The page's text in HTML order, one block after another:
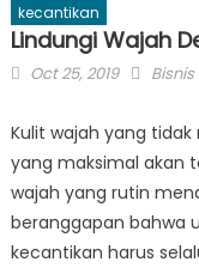
kecantikan
Lindungi Wajah
Posted
Oct 25, 2019 Author
Bisnis
Kulit wajah yang
yang maksimal akan
wajah yang rutin
beranggapan bahwa
kecantikan harus